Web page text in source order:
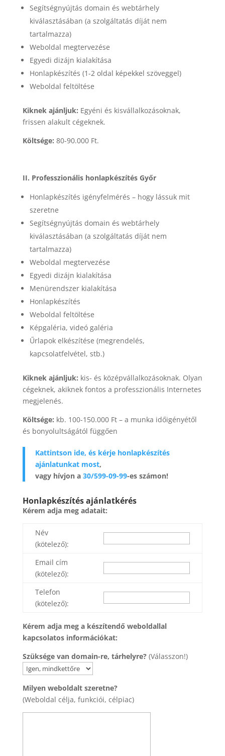
Segítségnyújtás domain és webtárhely
kiválasztásában (a szolgáltatás díját nem
tartalmazza)
Weboldal megtervezése
Egyedi dizájn kialakítása
Honlapkészítés (1-2 oldal képekkel szöveggel)
Weboldal feltöltése
Kiknek ajánljuk: Egyéni és kisvállalkozásoknak,
frissen alakult cégeknek.
Költsége: 80-90.000 Ft.
II. Professzionális honlapkészítés Győr
Honlapkészítés igényfelmérés – hogy lássuk mit
szeretne
Segítségnyújtás domain és webtárhely
kiválasztásában (a szolgáltatás díját nem
tartalmazza)
Weboldal megtervezése
Egyedi dizájn kialakítása
Menürendszer kialakítása
Honlapkészítés
Weboldal feltöltése
Képgaléria, videó galéria
Űrlapok elkészítése (megrendelés,
kapcsolatfelvétel, stb.)
Kiknek ajánljuk: kis- és középvállalkozásoknak. Olyan
cégeknek, akiknek fontos a professzionális Internetes
megjelenés.
Költsége: kb. 100-150.000 Ft – a munka időigényétől
és bonyolultságától függően
Kattintson ide, és kérje honlapkészítés
ajánlatunkat most,
vagy hívjon a 30/599-09-99-es számon!
Honlapkészítés ajánlatkérés
Kérem adja meg adatait:
Név
(kötelező):
Email cím
(kötelező):
Telefon
(kötelező):
Kérem adja meg a készítendő weboldallal
kapcsolatos információkat:
Szüksége van domain-re, tárhelyre?(Válasszon!)
Milyen weboldalt szeretne?
(Weboldal célja, funkciói, célpiac)